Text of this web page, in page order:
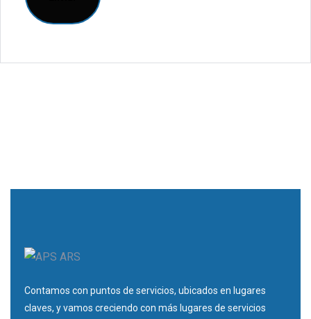
Contamos con puntos de servicios, ubicados en lugares
claves, y vamos creciendo con más lugares de servicios